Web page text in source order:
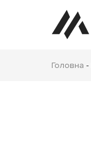
Головна -